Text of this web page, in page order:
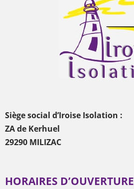
Siège social d’Iroise Isolation :
ZA de Kerhuel
29290 MILIZAC
HORAIRES D’OUVERTURE